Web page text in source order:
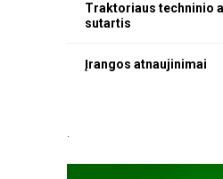
Traktoriaus techninio
sutartis
Įrangos atnaujinimai
.